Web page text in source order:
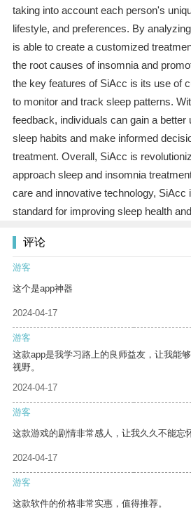
taking into account each person's
lifestyle, and preferences. By
is able to create a customized
the root causes of insomnia and
the key features of SiAcc is its use of
to monitor and track sleep patterns.
feedback, individuals can gain a better
sleep habits and make informed
treatment. Overall, SiAcc is
approach sleep and insomnia
care and innovative technology, SiAcc
standard for improving sleep health
评论
游客
这个是app神器
2024-04-17
游客
这款app是我学习路上的良师益友，让我能
视野。
2024-04-17
游客
这款游戏的剧情非常感人，让我久久不能忘
2024-04-17
游客
这款软件的价格非常实惠，值得推荐。